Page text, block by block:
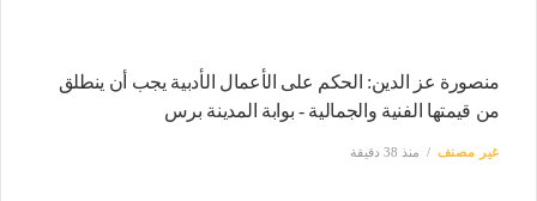
منصورة عز الدين: الحكم على الأعمال الأدبية يجب أن ينطلق
من قيمتها الفنية والجمالية - بوابة المدينة برس
غير مصنف منذ 38 دقيقة